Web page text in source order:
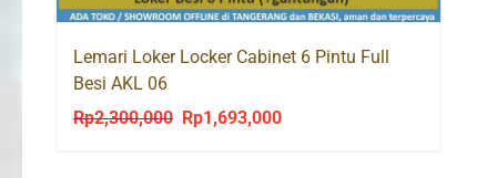
Lemari Loker Locker Cabinet 6 Pintu Full
Besi AKL 06
Rp2,300,000 Original
Rp1,693,000Current